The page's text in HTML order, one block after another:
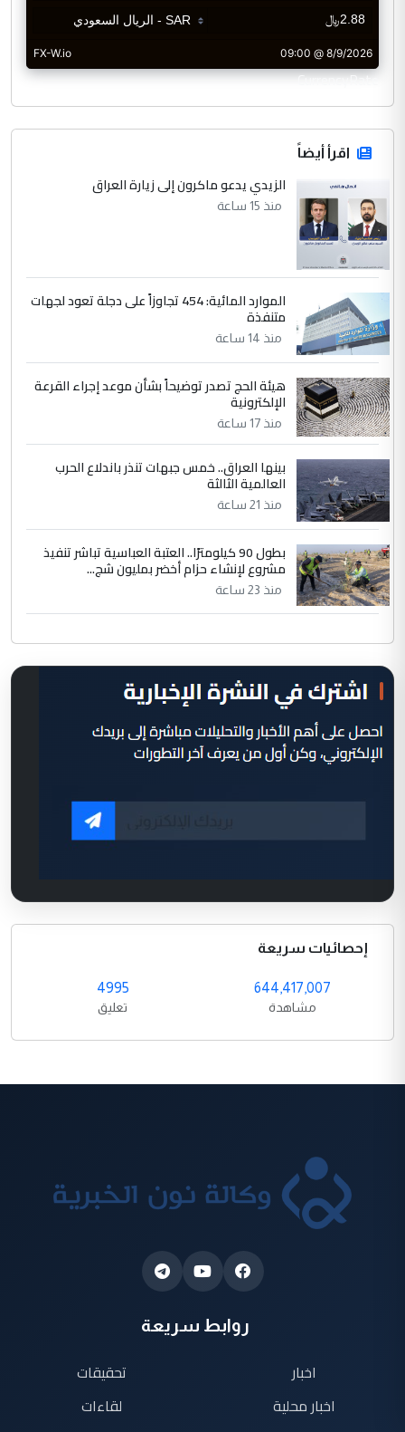
CurrencyRate
اقرأ أيضاً
الزيدي يدعو ماكرون إلى زيارة العراق
منذ 15 ساعة
الموارد المائية: 454 تجاوزاً على دجلة تعود لجهات
متنفذة
منذ 14 ساعة
هيئة الحج تصدر توضيحاً بشأن موعد إجراء القرعة
الإلكترونية
منذ 17 ساعة
بينها العراق.. خمس جبهات تنذر باندلاع الحرب
العالمية الثالثة
منذ 21 ساعة
بطول 90 كيلومترًا.. العتبة العباسية تباشر تنفيذ
مشروع لإنشاء حزام أخضر بمليون شج...
منذ 23 ساعة
إحصائيات سريعة
644,417,007
مشاهدة
4995
تعليق
روابط سريعة
اخبار
اخبار محلية
تحقيقات
لقاءات